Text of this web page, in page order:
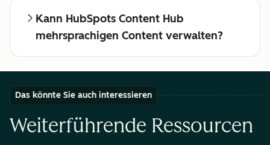
Kann HubSpots Content Hub
mehrsprachigen Content verwalten?
Das könnte Sie auch interessieren
Weiterführende Ressourcen